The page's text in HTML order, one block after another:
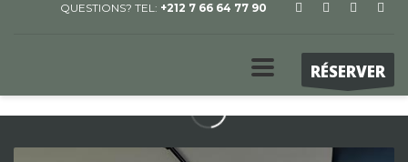
QUESTIONS? TEL: +212 7 66 64 77 90
RÉSERVER